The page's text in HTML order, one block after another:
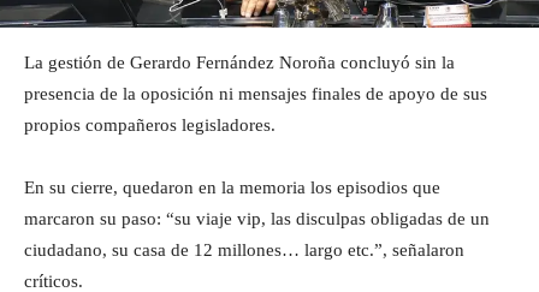
La gestión de Gerardo Fernández Noroña concluyó sin la
presencia de la oposición ni mensajes finales de apoyo de sus
propios compañeros legisladores.
En su cierre, quedaron en la memoria los episodios que
marcaron su paso: “su viaje vip, las disculpas obligadas de un
ciudadano, su casa de 12 millones… largo etc.”, señalaron
críticos.